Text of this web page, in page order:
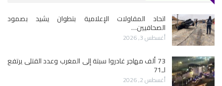
اتحاد المقاولات الإعلامية بتطوان يشيد بصمود
الصحافيين…
أغسطس 3, 2026
73 ألف مهاجر غادروا سبتة إلى المغرب وعدد القتلى يرتفع
لـ71
أغسطس 2, 2026